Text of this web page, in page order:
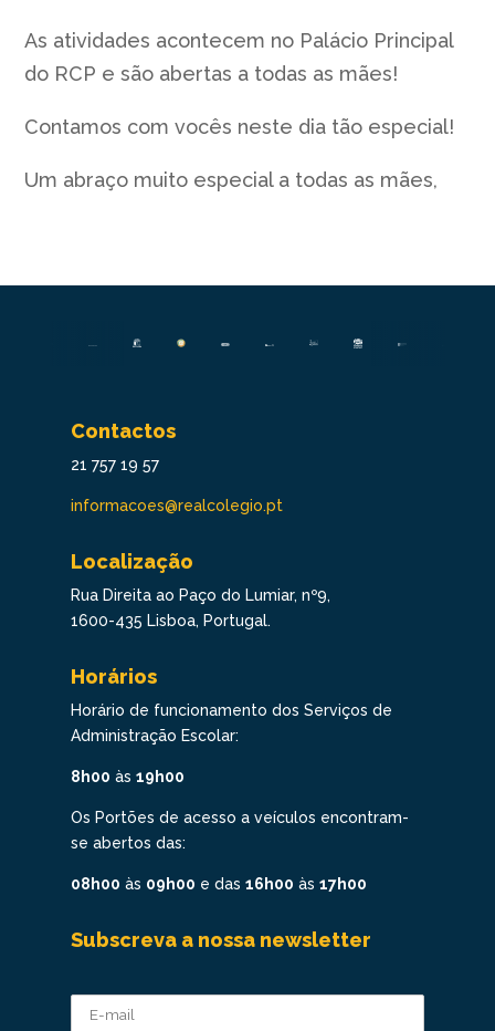
As atividades acontecem no Palácio Principal
do RCP e são abertas a todas as mães!
Contamos com vocês neste dia tão especial!
Um abraço muito especial a todas as mães,
Contactos
21 757 19 57
informacoes@realcolegio.pt
Localização
Rua Direita ao Paço do Lumiar, nº9,
1600-435 Lisboa, Portugal.
Horários
Horário de funcionamento dos Serviços de
Administração Escolar:
8h00 às 19h00
Os Portões de acesso a veículos encontram-
se abertos das:
08h00 às 09h00 e das 16h00 às 17h00
Subscreva a nossa newsletter